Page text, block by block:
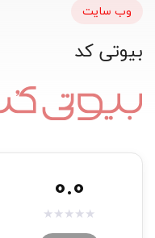
وب سایت
بیوتی کد
0.0
★
★
★
★
★